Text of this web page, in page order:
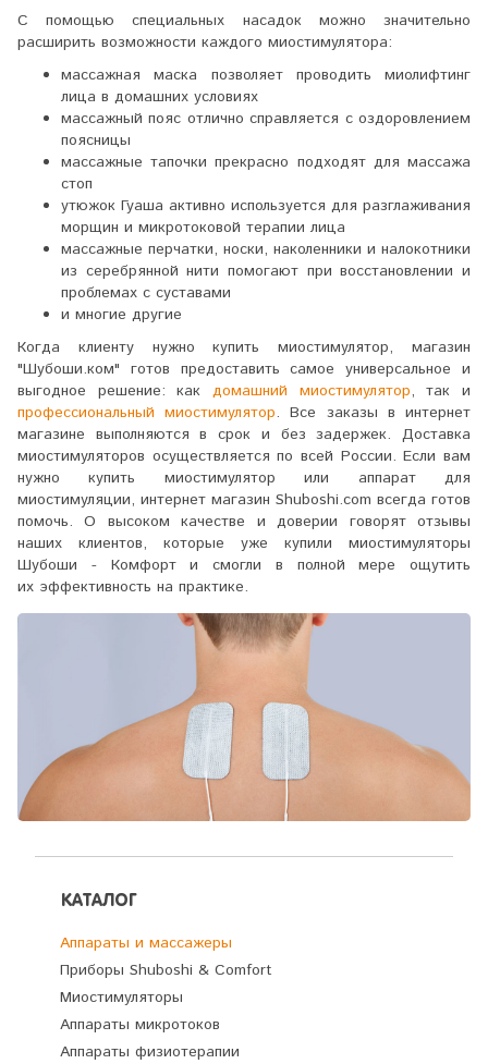
С помощью специальных насадок можно значительно
расширить возможности каждого миостимулятора:
массажная маска позволяет проводить миолифтинг
лица в домашних условиях
массажный пояс отлично справляется с оздоровлением
поясницы
массажные тапочки прекрасно подходят для массажа
стоп
утюжок Гуаша активно используется для разглаживания
морщин и микротоковой терапии лица
массажные перчатки, носки, наколенники и налокотники
из серебрянной нити помогают при восстановлении и
проблемах с суставами
и многие другие
Когда клиенту нужно купить миостимулятор, магазин
"Шубоши.ком" готов предоставить самое универсальное и
выгодное решение: как домашний миостимулятор, так и
профессиональный миостимулятор. Все заказы в интернет
магазине выполняются в срок и без задержек. Доставка
миостимуляторов осуществляется по всей России.Если вам
нужно купить миостимулятор или аппарат для
миостимуляции, интернет магазин Shuboshi.com всегда готов
помочь. О высоком качестве и доверии говорят отзывы
наших клиентов, которые уже купили миостимуляторы
Шубоши - Комфорт и смогли в полной мере ощутить
их эффективность на практике.
КАТАЛОГ
Аппараты и массажеры
Приборы Shuboshi & Comfort
Миостимуляторы
Аппараты микротоков
Аппараты физиотерапии